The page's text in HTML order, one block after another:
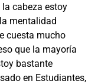
cabeza estoy
mentalidad
cuesta mucho
que la mayoría
bastante
en Estudiantes,